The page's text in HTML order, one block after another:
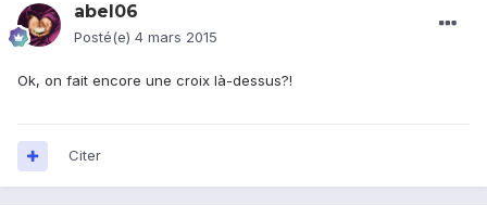
abel06
Posté(e) 4 mars 2015
Ok, on fait encore une croix là-dessus?!
Citer